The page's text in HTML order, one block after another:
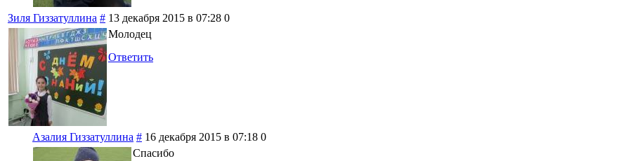
Зиля Гиззатуллина # 13 декабря 2015 в 07:28 0
Молодец
Ответить
Азалия Гиззатуллина # 16 декабря 2015 в 07:18 0
Спасибо